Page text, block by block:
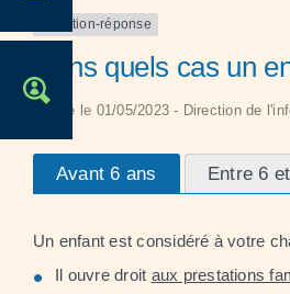
OFFRES D'EMPLOI
Question-réponse
Dans quels cas un
Vérifié le 01/05/2023 - Direction de
Avant 6 ans Entre 6
Un enfant est considéré à votre
Il ouvre droit aux prestations